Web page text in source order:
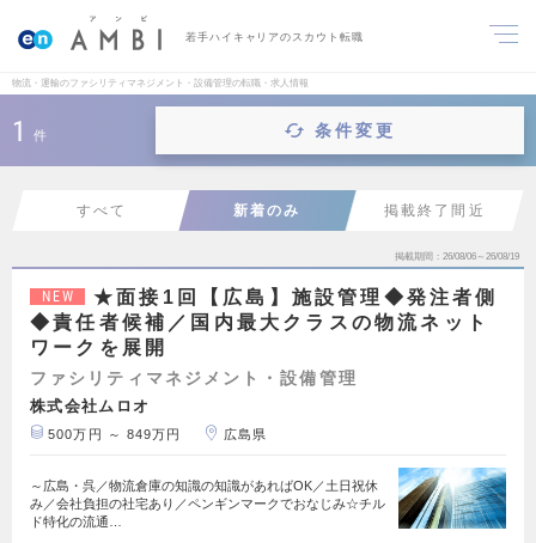
若手ハイキャリアのスカウト転職
物流・運輸のファシリティマネジメント・設備管理の転職・求人情報
1 件 条件変更
すべて 新着のみ 掲載終了間近
掲載期間 26/08/06～26/08/19
NEW
★面接1回【広島】施設管理◆発注者側
◆責任者候補／国内最大クラスの物流ネット
ワークを展開
ファシリティマネジメント・設備管理
株式会社ムロオ
500万円 ～ 849万円 広島県
～広島・呉／物流倉庫の知識の知識があればOK／土日祝休
み／会社負担の社宅あり／ペンギンマークでおなじみ☆チル
ド特化の流通…